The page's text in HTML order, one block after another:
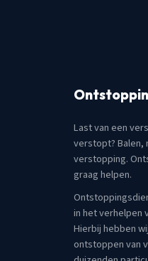
Last van een
verstopt? Balen,
verstopping.
graag helpen.
in het verhelpen
Hierbij hebben
ontstoppen van